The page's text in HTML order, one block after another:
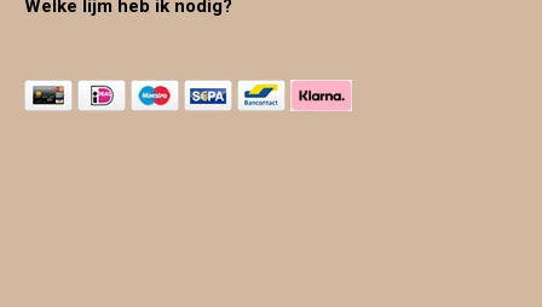
Welke lijm heb ik nodig?